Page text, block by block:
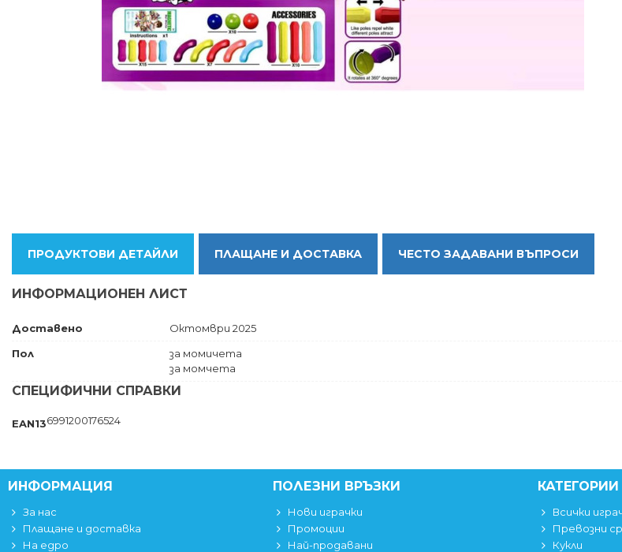
ПРОДУКТОВИ ДЕТАЙЛИ ПЛАЩАНЕ И ДОСТАВКА ЧЕСТО ЗАДАВАНИ ВЪПРОСИ
ИНФОРМАЦИОНЕН ЛИСТ
Доставено
Октомври 2025
Пол
за момичета
за момчета
СПЕЦИФИЧНИ СПРАВКИ
EAN136991200176524
ИНФОРМАЦИЯ
За нас
Плащане и доставка
На едро
ПОЛЕЗНИ ВРЪЗКИ
Нови играчки
Промоции
Най-продавани
КАТЕГОРИИ
Всички
Превозни
Кукли